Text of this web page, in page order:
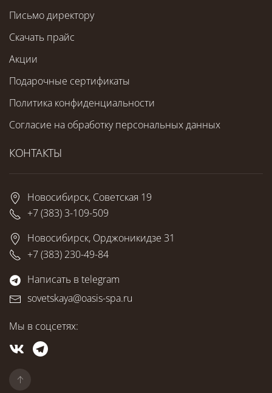
Письмо директору
Скачать прайс
Акции
Подарочные сертификаты
Политика конфиденциальности
Согласие на обработку персональных данных
КОНТАКТЫ
Новосибирск, Советская 19
+7 (383) 3-109-509
Новосибирск, Орджоникидзе 31
+7 (383) 230-49-84
Написать в telegram
sovetskaya@oasis-spa.ru
Мы в соцсетях: